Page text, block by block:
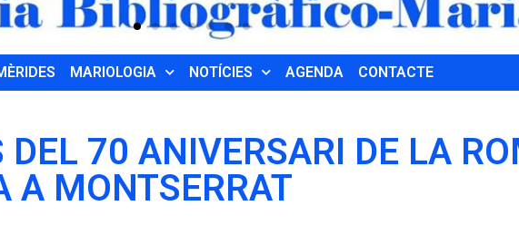
MARIOLOGIA NOTÍCIES AGENDA CONTACTE
DEL 70 ANIVERSARI DE LA
A MONTSERRAT